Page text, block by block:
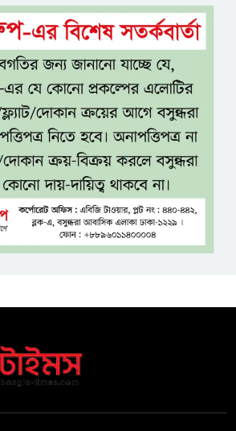
২৯ বছর পর সালমান শাহ হত্যা
মামলায় ডন গ্রেপ্তার, খুলবে কি
মৃত্যুরহস্য?
যশোর-ঢাকা প্রভাতী ট্রেন চালুসহ
রেলওয়ে জংশন উন্নয়নের দাবিতে
স্মারকলিপি
জনগণের ভাগ্য নিয়ে কাউকে
ছিনিমিনি খেলতে দেওয়া হবে না:
শ্রীমঙ্গলে বর্ণাঢ্য আয়োজনে
যশোরে ইন্টারন্যাশনাল পিস স্কুল